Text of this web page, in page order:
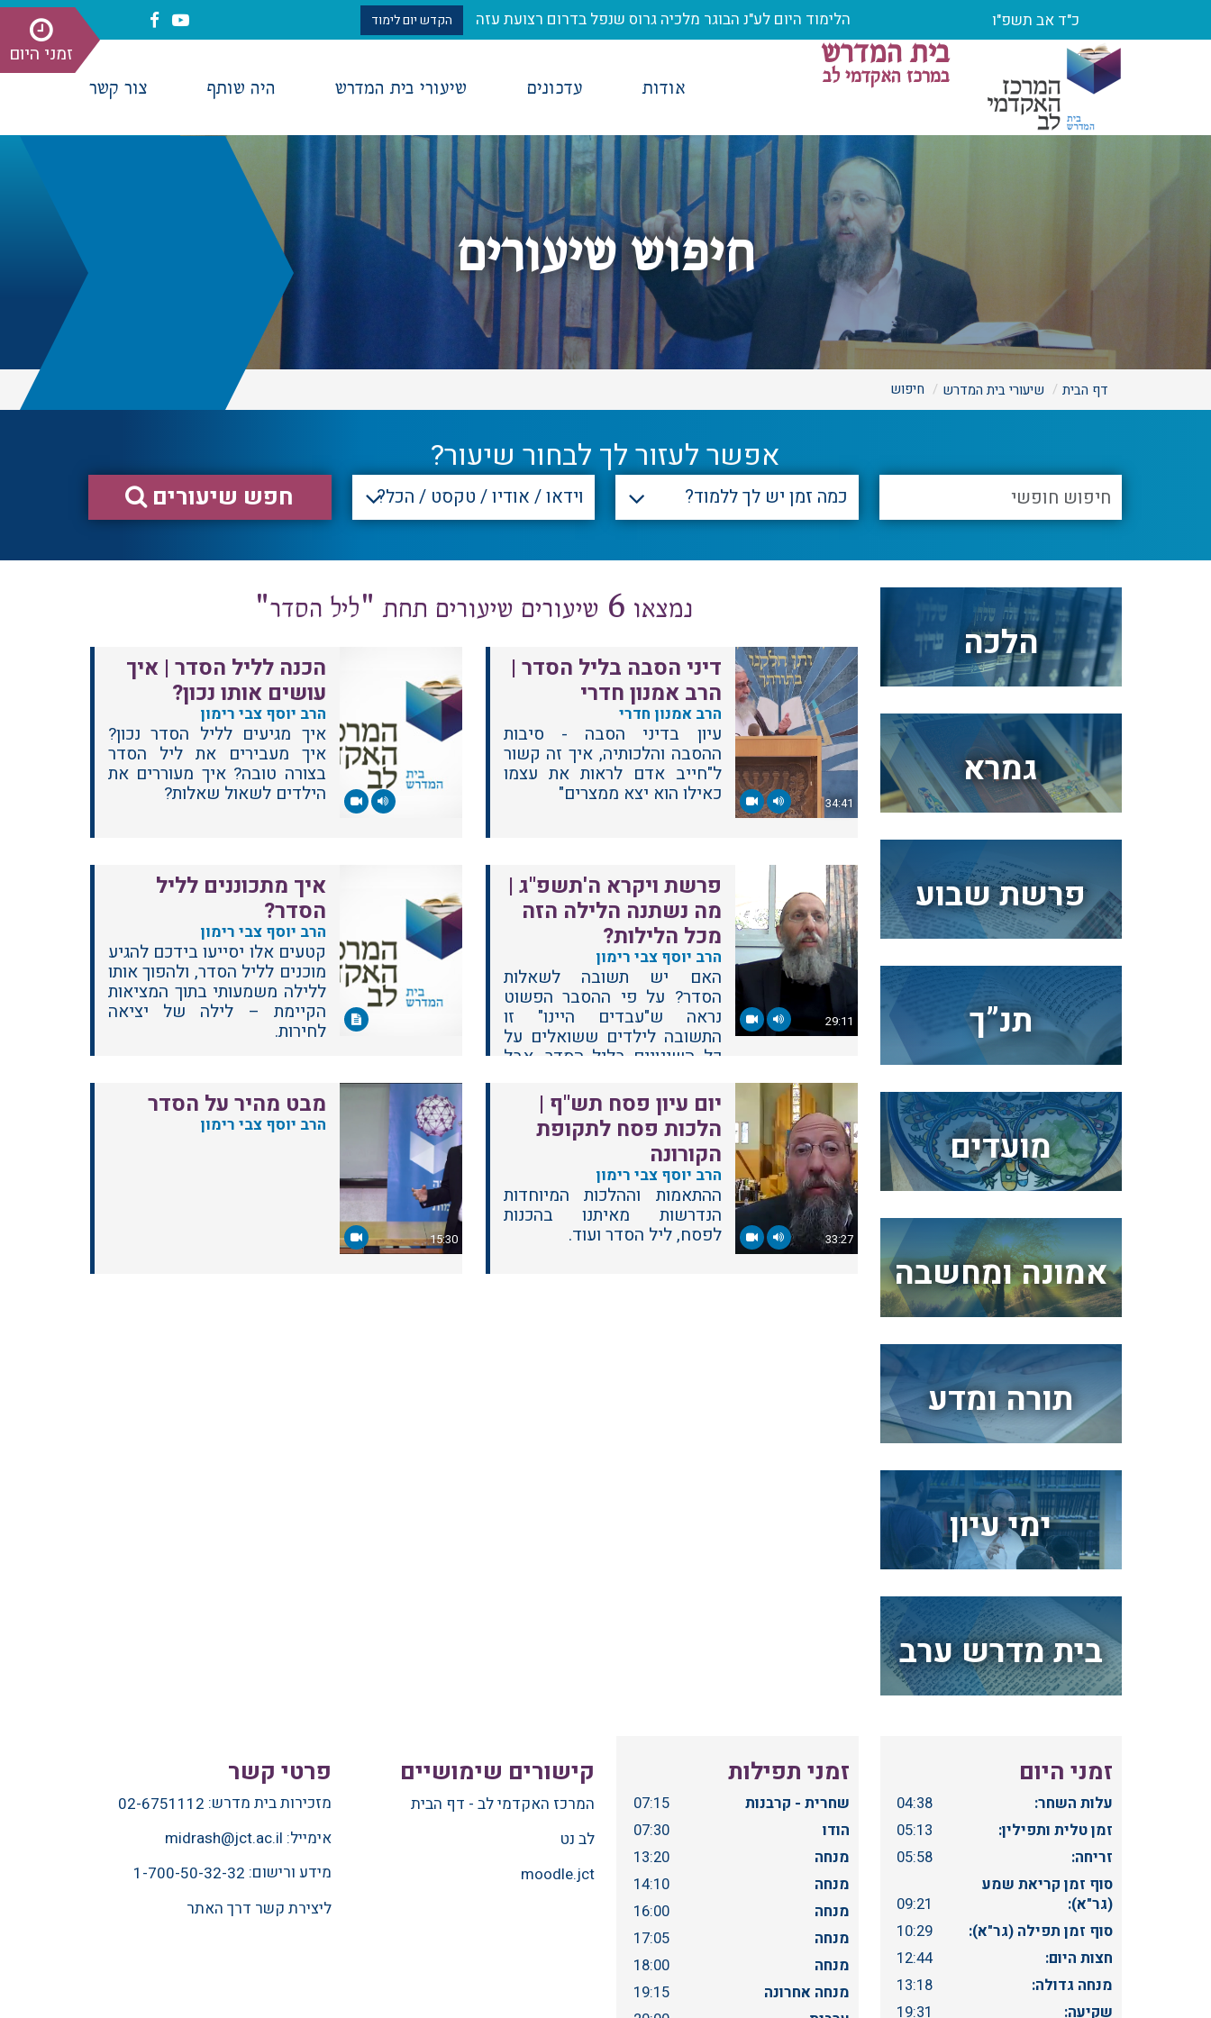
כ"ד אב תשפ"ו הלימוד היום לע"נ הבוגר מלכיה גרוס שנפל בדרום רצועת עזה הקדש יום לימוד
בית המדרש
במרכז האקדמי לב אודות עדכונים שיעורי בית המדרש היה שותף צור קשר
זמני היום
חיפוש שיעורים
דף הבית שיעורי בית המדרש חיפוש
אפשר לעזור לך לבחור שיעור?
חפש שיעורים
הלכה
גמרא
פרשת שבוע
תנ”ך
מועדים
אמונה ומחשבה
תורה ומדע
ימי עיון
בית מדרש ערב
נמצאו 6 שיעורים שיעורים תחת "ליל הסדר"
34:41
דיני הסבה בליל הסדר |
הרב אמנון חדרי
הרב אמנון חדרי
עיון בדיני הסבה - סיבות
ההסבה והלכותיה, איך זה קשור
ל"חייב אדם לראות את עצמו
כאילו הוא יצא ממצרים"
הכנה לליל הסדר | איך
עושים אותו נכון?
הרב יוסף צבי רימון
איך מגיעים לליל הסדר נכון?
איך מעבירים את ליל הסדר
בצורה טובה? איך מעוררים את
הילדים לשאול שאלות?
29:11
פרשת ויקרא ה'תשפ"ג |
מה נשתנה הלילה הזה
מכל הלילות?
הרב יוסף צבי רימון
האם יש תשובה לשאלות
הסדר? על פי ההסבר הפשוט
נראה ש"עבדים היינו" זו
התשובה לילדים ששואלים על
כל השינויים בליל הסדר. אבל
איך מתכוננים לליל
הסדר?
הרב יוסף צבי רימון
קטעים אלו יסייעו בידכם להגיע
מוכנים לליל הסדר, ולהפוך אותו
ללילה משמעותי בתוך המציאות
הקיימת – לילה של יציאה
לחירות.
33:27
יום עיון פסח תש"ף |
הלכות פסח לתקופת
הקורונה
הרב יוסף צבי רימון
ההתאמות וההלכות המיוחדות
הנדרשות מאיתנו בהכנות
לפסח, ליל הסדר ועוד. 15:30
מבט מהיר על הסדר
הרב יוסף צבי רימון
זמני היום
עלות השחר:
04:38
זמן טלית ותפילין:
05:13
זריחה:
05:58
סוף זמן קריאת שמע
(גר"א):
09:21
סוף זמן תפילה (גר"א):
10:29
חצות היום:
12:44
מנחה גדולה:
13:18
שקיעה:
19:31
זמני תפילות
שחרית - קרבנות
07:15
הודו
07:30
מנחה
13:20
מנחה
14:10
מנחה
16:00
מנחה
17:05
מנחה
18:00
מנחה אחרונה
19:15
קישורים שימושיים
המרכז האקדמי לב - דף הבית
לב נט
moodle.jct
פרטי קשר
מזכירות בית מדרש: 02-6751112
אימייל: midrash@jct.ac.il
מידע ורישום: 1-700-50-32-32
ליצירת קשר דרך האתר